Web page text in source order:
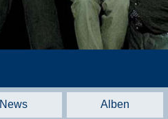
News Alben